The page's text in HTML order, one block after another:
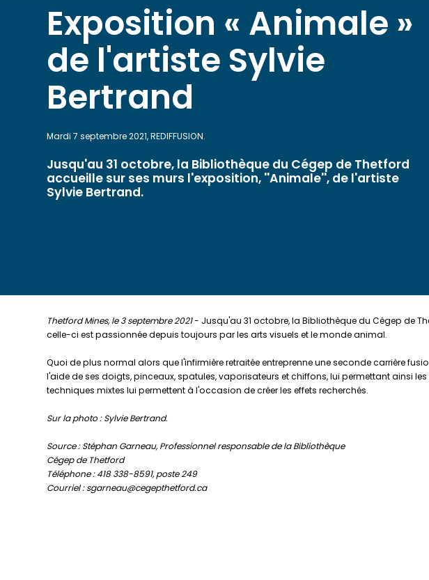
Exposition « Animale »
de l'artiste Sylvie
Bertrand
Mardi 7 septembre 2021, REDIFFUSION.
Jusqu'au 31 octobre, la Bibliothèque du Cégep de Thetford
accueille sur ses murs l'exposition, ''Animale'', de l'artiste
Sylvie Bertrand.
Thetford Mines, le 3 septembre 2021- Jusqu'au 31 octobre, la Bibliothèque du Cégep de
celle-ci est passionnée depuis toujours par les arts visuels et le monde animal.
Quoi de plus normal alors que l'infirmière retraitée entreprenne une seconde carrière
l'aide de ses doigts, pinceaux, spatules, vaporisateurs et chiffons, lui permettant ainsi
techniques mixtes lui permettent à l'occasion de créer les effets recherchés.
Sur la photo : Sylvie Bertrand.
Source : Stéphan Garneau, Professionnel responsable de la Bibliothèque
Cégep de Thetford
Téléphone : 418 338-8591, poste 249
Courriel : sgarneau@cegepthetford.ca